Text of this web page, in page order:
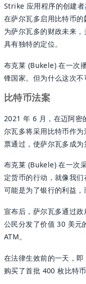
Strike 应用程序的创建者
在萨尔瓦多启用比特币的
为萨尔瓦多的财政未来
具有独特的定位。
布克莱 (Bukele) 在一次
锋国家。但为什么这次不
比特币法案
2021 年 6 月，在迈阿密
尔瓦多将采用比特币作
票通过，使萨尔瓦多成为
布克莱 (Bukele) 在一次
定货币的行动，就像我
可能是为了银行的利益
宣布后，萨尔瓦多通过
公民分发了价值 30 美元
ATM。
在法律生效前的一天，
购买了首批 400 枚比特币